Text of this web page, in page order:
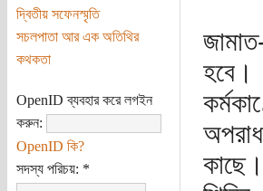
দ্বিতীয় সফেনস্মৃতি
সচলপাতা আর এক অতিথির
কথকতা
OpenID ব্যবহার করে লগইন
করুন:
OpenID কি?
সদস্য পরিচয়: *
হবে।